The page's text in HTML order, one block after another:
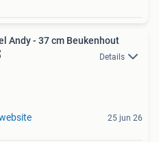
Andy - 37 cm Beukenhout
Details
25 jun 26